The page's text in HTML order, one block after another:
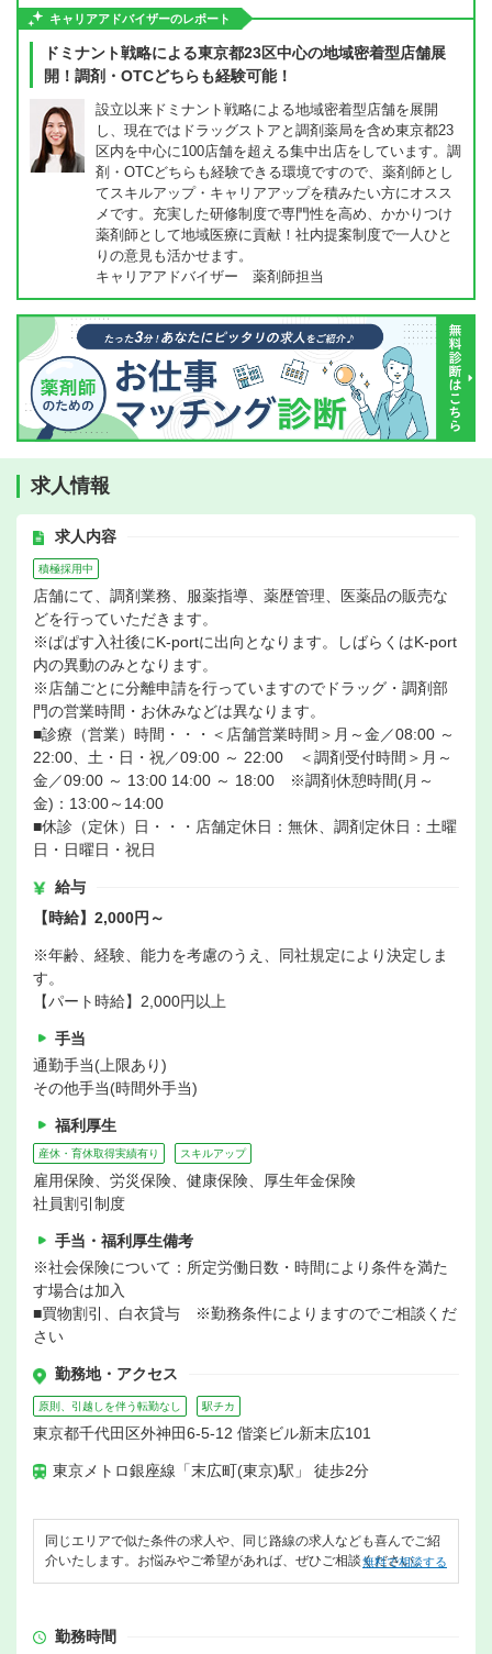
キャリアアドバイザーのレポート
ドミナント戦略による東京都23区中心の地域密着型店舗展
開！調剤・OTCどちらも経験可能！
設立以来ドミナント戦略による地域密着型店舗を展開
し、現在ではドラッグストアと調剤薬局を含め東京都23
区内を中心に100店舗を超える集中出店をしています。調
剤・OTCどちらも経験できる環境ですので、薬剤師とし
てスキルアップ・キャリアアップを積みたい方にオスス
メです。充実した研修制度で専門性を高め、かかりつけ
薬剤師として地域医療に貢献！社内提案制度で一人ひと
りの意見も活かせます。
キャリアアドバイザー 薬剤師担当
求人情報
求人内容
積極採用中
店舗にて、調剤業務、服薬指導、薬歴管理、医薬品の販売な
どを行っていただきます。
※ぱぱす入社後にK-portに出向となります。しばらくはK-port
内の異動のみとなります。
※店舗ごとに分離申請を行っていますのでドラッグ・調剤部
門の営業時間・お休みなどは異なります。
■診療（営業）時間・・・＜店舗営業時間＞月～金／08:00 ～
22:00、土・日・祝／09:00 ～ 22:00 ＜調剤受付時間＞月～
金／09:00 ～ 13:00 14:00 ～ 18:00 ※調剤休憩時間(月～
金)：13:00～14:00
■休診（定休）日・・・店舗定休日：無休、調剤定休日：土曜
日・日曜日・祝日
給与
【時給】2,000円～
※年齢、経験、能力を考慮のうえ、同社規定により決定しま
す。
【パート時給】2,000円以上
手当
通勤手当(上限あり)
その他手当(時間外手当)
福利厚生
産休・育休取得実績有り スキルアップ
雇用保険、労災保険、健康保険、厚生年金保険
社員割引制度
手当・福利厚生備考
※社会保険について：所定労働日数・時間により条件を満た
す場合は加入
■買物割引、白衣貸与 ※勤務条件によりますのでご相談くだ
さい
勤務地・アクセス
原則、引越しを伴う転勤なし 駅チカ
東京都千代田区外神田6-5-12 偕楽ビル新末広101
東京メトロ銀座線「末広町(東京)駅」 徒歩2分
同じエリアで似た条件の求人や、同じ路線の求人なども喜んでご紹
介いたします。お悩みやご希望があれば、ぜひご相談ください。
無料で相談する
勤務時間